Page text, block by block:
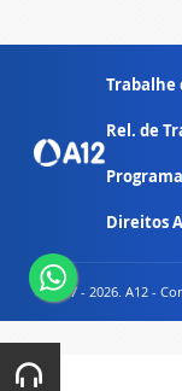
Trabalhe
Rel. de
Direitos
© 2007 - 2026. A12 -